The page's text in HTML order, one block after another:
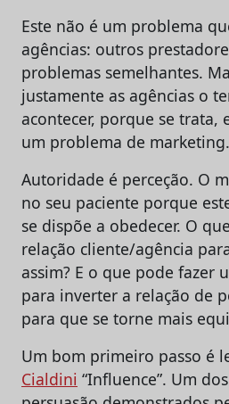
Este não é um problema
agências: outros
problemas semelhantes.
justamente as agências o
acontecer, porque se trata,
um problema de marketing.
Autoridade é perceção. O
no seu paciente porque
se dispõe a obedecer. O
relação cliente/agência
assim? E o que pode fazer
para inverter a relação de
para que se torne mais
Um bom primeiro passo é
Cialdini “Influence”. Um